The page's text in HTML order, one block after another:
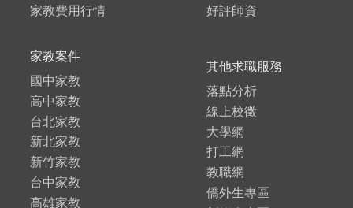
家教費用行情
好評師資
家教案件
國中家教
高中家教
台北家教
新北家教
新竹家教
台中家教
高雄家教
其他求職服務
落點分析
線上校徵
大學網
打工網
教職網
僑外生專區